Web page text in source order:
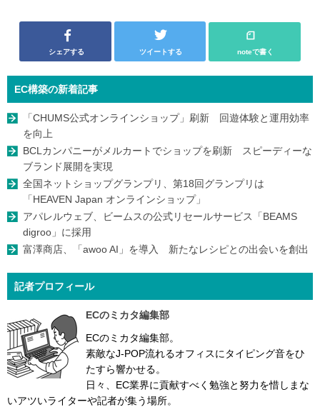
シェアする ツイートする noteで書く
EC構築の新着記事
「CHUMS公式オンラインショップ」刷新 回遊体験と運用効率
を向上
BCLカンパニーがメルカートでショップを刷新 スピーディーな
ブランド展開を実現
全国ネットショップグランプリ、第18回グランプリは
「HEAVEN Japan オンラインショップ」
アパレルウェブ、ビームスの公式リセールサービス「BEAMS
digroo」に採用
富澤商店、「awoo AI」を導入 新たなレシピとの出会いを創出
記者プロフィール
ECのミカタ編集部
ECのミカタ編集部。
素敵なJ-POP流れるオフィスにタイピング音をひ
たすら響かせる。
日々、EC業界に貢献すべく勉強と努力を惜しまな
いアツいライターや記者が集う場所。